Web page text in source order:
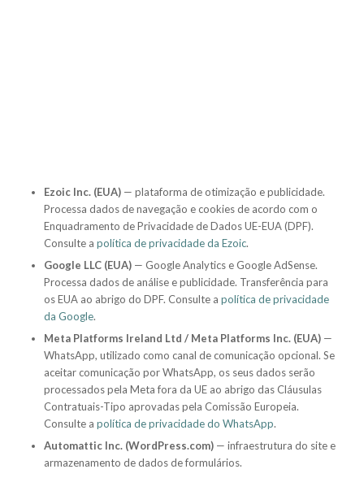
Ezoic Inc. (EUA)— plataforma de otimização e publicidade.
Processa dados de navegação e cookies de acordo com o
Enquadramento de Privacidade de Dados UE-EUA (DPF).
Consulte a política de privacidade da Ezoic.
Google LLC (EUA)— Google Analytics e Google AdSense.
Processa dados de análise e publicidade. Transferência para
os EUA ao abrigo do DPF. Consulte a política de privacidade
da Google.
Meta Platforms Ireland Ltd / Meta Platforms Inc. (EUA)—
WhatsApp, utilizado como canal de comunicação opcional. Se
aceitar comunicação por WhatsApp, os seus dados serão
processados pela Meta fora da UE ao abrigo das Cláusulas
Contratuais-Tipo aprovadas pela Comissão Europeia.
Consulte a política de privacidade do WhatsApp.
Automattic Inc. (WordPress.com)— infraestrutura do site e
armazenamento de dados de formulários.